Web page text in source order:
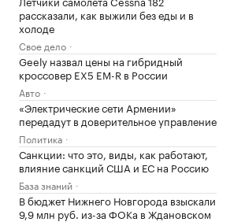
рассказали, как выжили без еды и в
холоде
Свое дело
Geely назвал цены на гибридный
кроссовер EX5 EM-R в России
Авто
«Электрические сети Армении»
передадут в доверительное управление
Политика
Санкции: что это, виды, как работают,
влияние санкций США и ЕС на Россию
База знаний
В бюджет Нижнего Новгорода взыскали
9,9 млн руб. из-за ФОКа в Ждановском